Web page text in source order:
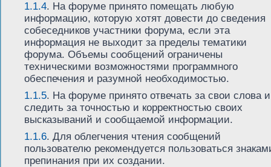
1.1.4. На форуме принято помещать любую
информацию, которую хотят довести до сведения
собеседников участники форума, если эта
информация не выходит за пределы тематики
форума. Объемы сообщений ограничены
техническими возможностями программного
обеспечения и разумной необходимостью.
1.1.5. На форуме принято отвечать за свои слова и
следить за точностью и корректностью своих
высказываний и сообщаемой информации.
1.1.6. Для облегчения чтения сообщений
пользователю рекомендуется пользоваться
препинания при их создании.